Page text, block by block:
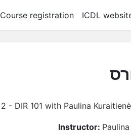
ICDL
Course registration
Instructor: